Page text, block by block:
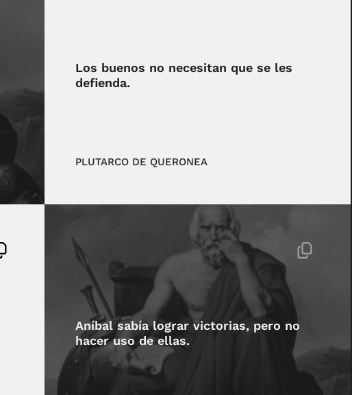
Los buenos no necesitan que se les
defienda.
PLUTARCO DE QUERONEA
Aníbal sabía lograr victorias, pero no
hacer uso de ellas.